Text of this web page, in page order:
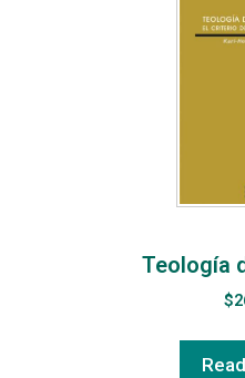
Teología
$